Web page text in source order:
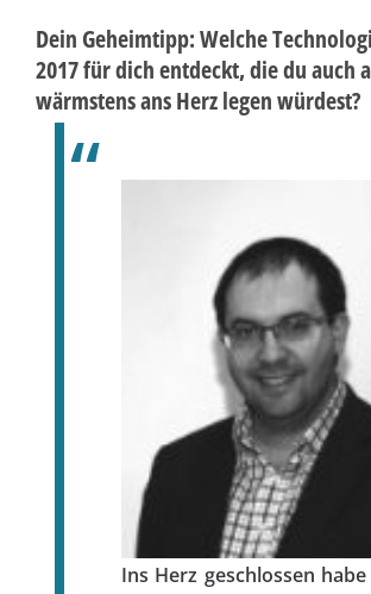
Dein Geheimtipp:Welche
2017 für dich entdeckt, die du auch
wärmstens ans Herz legen würdest?
Ins Herz geschlossen